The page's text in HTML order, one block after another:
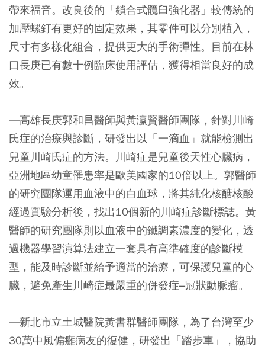
帶來福音。改良後的「鎖合式髖臼強化器」較傳統的
加壓螺釘有更好的固定效果，其零件可以分別植入，
尺寸有多樣化組合，提供更大的手術彈性。目前在林
口長庚已有數十例臨床使用評估，獲得相當良好的成
效。
—高雄長庚郭和昌醫師與黃瀛賢醫師團隊，針對川崎
氏症的治療與診斷，研發出以「一滴血」就能檢測出
兒童川崎氏症的方法。川崎症是兒童後天性心臟病，
亞洲地區幼童罹患率是歐美國家的10倍以上。郭醫師
的研究團隊運用血液中的白血球，將其純化核醣核酸
經過實驗分析後，找出10個新的川崎症診斷標誌。黃
醫師的研究團隊則以血液中的鐵調素濃度的變化，透
過機器學習演算法建立一套具有高準確度的診斷模
型，能及時診斷並給予適當的治療，可保護兒童的心
臟，避免產生川崎症最嚴重的併發症–冠狀動脈瘤。
—新北市立土城醫院黃書群醫師團隊，為了台灣至少
30萬中風偏癱病友的復健，研發出「踏步車」，協助